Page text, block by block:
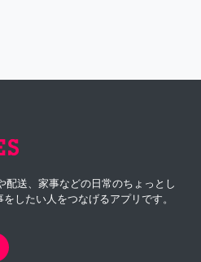
送、家事などの日常のちょっとし
したい人をつなげるアプリです。